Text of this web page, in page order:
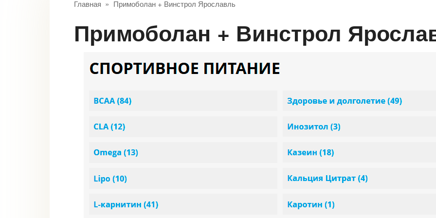
Главная » Примоболан + Винстрол Ярославль
Примоболан + Винстрол